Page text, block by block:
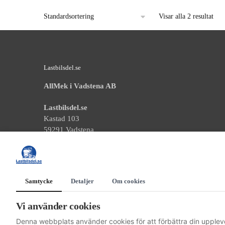
Samtycke Detaljer Om cookies
Vi använder cookies
Denna webbplats använder cookies för att förbättra din
Visar alla 2 resultat
Lastbilsdel.se
AllMek i Vadstena AB
Lastbilsdel.se
Kastad 103
59291 Vadstena
E-postadress: info@lastbilsdel.se
Villkor